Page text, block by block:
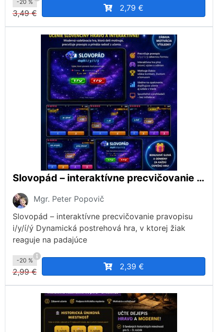
-20 %
3,49 €
2,79 €
Slovopád – interaktívne precvičovanie pravopisu i/y/í/ý
Mgr. Peter Popovič
Slovopád – interaktívne precvičovanie pravopisu
i/y/í/ý Dynamická postrehová hra, v ktorej žiak
reaguje na padajúce
-20 %
2,99 €
2,39 €